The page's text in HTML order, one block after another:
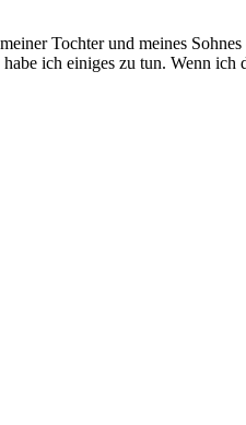
Tochter und meines
ich einiges zu tun. Wenn